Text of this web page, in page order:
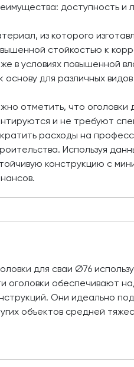
доступность и
из которого
стойкостью к
в условиях повышенной
основу для различных
отметить, что оголовки
и не требуют
расходы на
Используя
конструкцию с
для сваи Ø76
оголовки обеспечивают
Они идеально
объектов средней